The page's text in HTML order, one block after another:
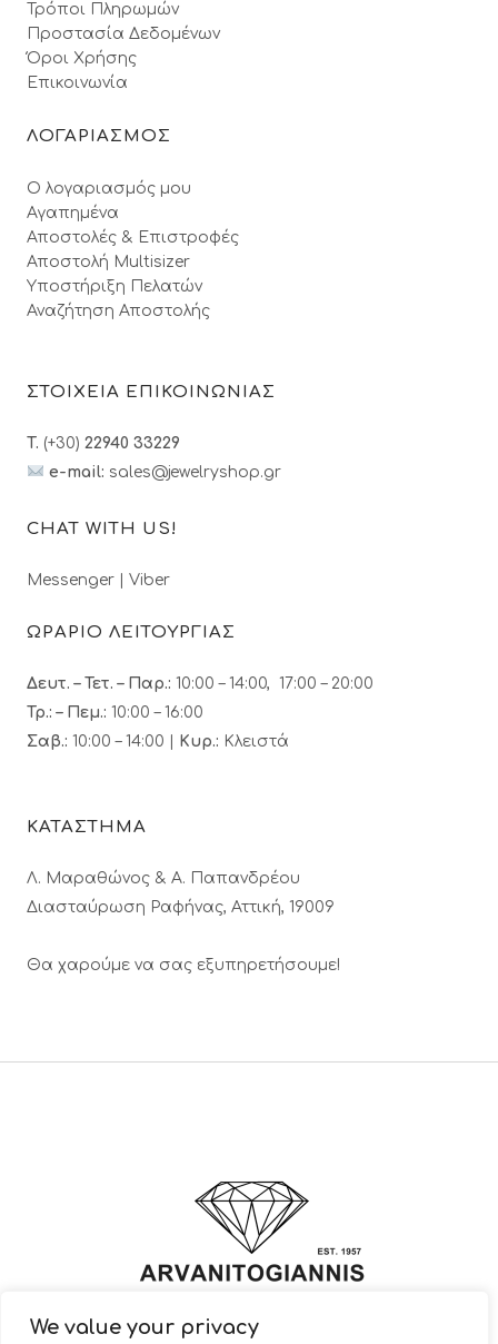
We value your privacy
Τρόποι Πληρωμών
Προστασία Δεδομένων
Όροι Xρήσης
Επικοινωνία
ΛΟΓΑΡΙΑΣΜΟΣ
Ο λογαριασμός μου
Αγαπημένα
Αποστολές & Επιστροφές
Αποστολή Multisizer
Υποστήριξη Πελατών
Αναζήτηση Αποστολής
ΣΤΟΙΧΕΙΑ ΕΠΙΚΟΙΝΩΝΙΑΣ
T. (+30) 22940 33229
e-mail: sales@jewelryshop.gr
CHAT WITH US!
Messenger Viber
ΩΡΑΡΙΟ ΛΕΙΤΟΥΡΓΙΑΣ
Δευτ. – Τετ. – Παρ.: 10:00 – 14:00, 17:00 – 20:00
Τρ.: – Πεμ.: 10:00 – 16:00
Σαβ.: 10:00 – 14:00 | Κυρ.: Κλειστά
ΚΑΤΑΣΤΗΜΑ
Λ. Μαραθώνος & A. Παπανδρέου
Διασταύρωση Ραφήνας, Αττική, 19009
Θα χαρούμε να σας εξυπηρετήσουμε!
© 2022 ARVANITOGIANNIS – Jewelry Design & Manufacturing |